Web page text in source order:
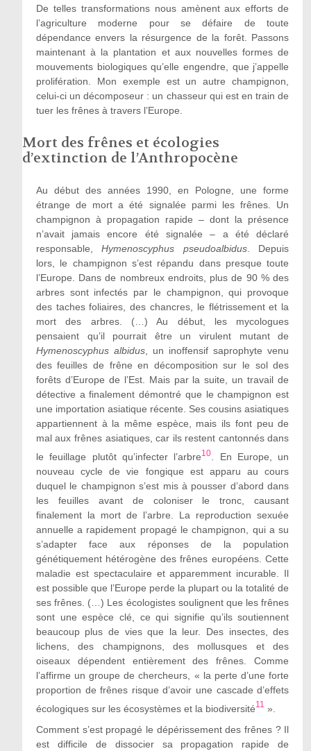
De telles transformations nous amènent aux efforts de
l’agriculture moderne pour se défaire de toute
dépendance envers la résurgence de la forêt. Passons
maintenant à la plantation et aux nouvelles formes de
mouvements biologiques qu’elle engendre, que j’appelle
prolifération. Mon exemple est un autre champignon,
celui-ci un décomposeur : un chasseur qui est en train de
tuer les frênes à travers l’Europe.
Mort des frênes et écologies
d’extinction de l’Anthropocène
Au début des années 1990, en Pologne, une forme
étrange de mort a été signalée parmi les frênes. Un
champignon à propagation rapide – dont la présence
n’avait jamais encore été signalée – a été déclaré
responsable,Hymenoscyphus pseudoalbidus. Depuis
lors, le champignon s’est répandu dans presque toute
l’Europe. Dans de nombreux endroits, plus de 90 % des
arbres sont infectés par le champignon, qui provoque
des taches foliaires, des chancres, le flétrissement et la
mort des arbres. (…) Au début, les mycologues
pensaient qu’il pourrait être un virulent mutant de
Hymenoscyphus albidus, un inoffensif saprophyte venu
des feuilles de frêne en décomposition sur le sol des
forêts d’Europe de l’Est. Mais par la suite, un travail de
détective a finalement démontré que le champignon est
une importation asiatique récente. Ses cousins ​​asiatiques
appartiennent à la même espèce, mais ils font peu de
mal aux frênes asiatiques, car ils restent cantonnés dans
le feuillage plutôt qu’infecter l’arbre10
. En Europe, un
nouveau cycle de vie fongique est apparu au cours
duquel le champignon s’est mis à pousser d’abord dans
les feuilles avant de coloniser le tronc, causant
finalement la mort de l’arbre. La reproduction sexuée
annuelle a rapidement propagé le champignon, qui a su
s’adapter face aux réponses de la population
génétiquement hétérogène des frênes européens. Cette
maladie est spectaculaire et apparemment incurable. Il
est possible que l’Europe perde la plupart ou la totalité de
ses frênes. (…) Les écologistes soulignent que les frênes
sont une espèce clé, ce qui signifie qu’ils soutiennent
beaucoup plus de vies que la leur. Des insectes, des
lichens, des champignons, des mollusques et des
oiseaux dépendent entièrement des frênes. Comme
l’affirme un groupe de chercheurs, « la perte d’une forte
proportion de frênes risque d’avoir une cascade d’effets
écologiques sur les écosystèmes et la biodiversité11
».
Comment s’est propagé le dépérissement des frênes ? Il
est difficile de dissocier sa propagation rapide de